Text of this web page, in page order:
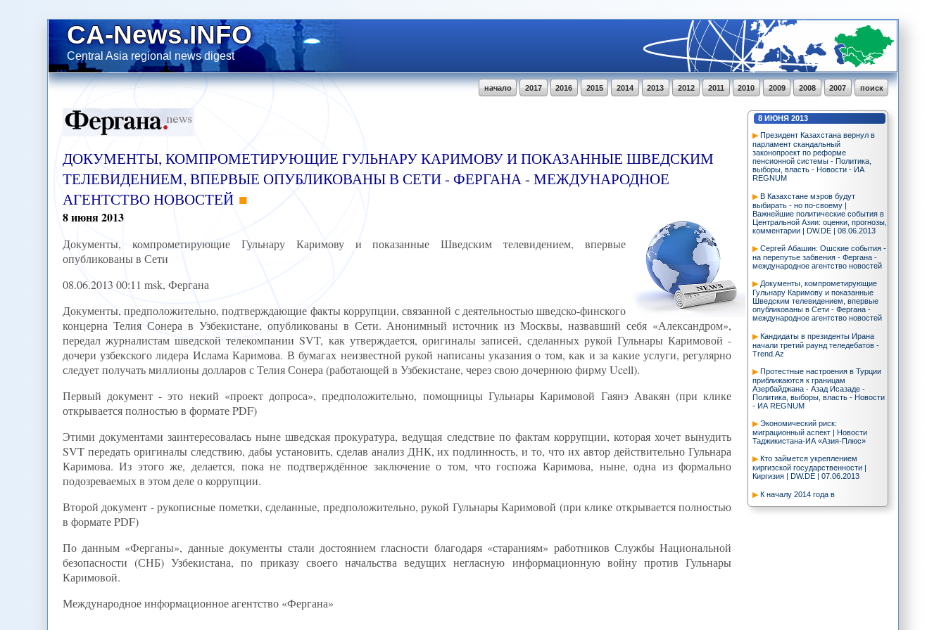
CA-News.INFO
Central Asia regional news digest
поиск
2007
2008
2009
2010
2011
2012
2013
2014
2015
2016
2017
начало
8 ИЮНЯ 2013
Президент Казахстана вернул в
парламент скандальный
законопроект по реформе
пенсионной системы - Политика,
выборы, власть - Новости - ИА
REGNUM
В Казахстане мэров будут
выбирать - но по-своему |
Важнейшие политические события в
Центральной Азии: оценки, прогнозы,
комментарии | DW.DE | 08.06.2013
Сергей Абашин: Ошские события -
на перепутье забвения - Фергана -
международное агентство новостей
Документы, компрометирующие
Гульнару Каримову и показанные
Шведским телевидением, впервые
опубликованы в Сети - Фергана -
международное агентство новостей
Кандидаты в президенты Ирана
начали третий раунд теледебатов -
Trend.Az
Протестные настроения в Турции
приближаются к границам
Азербайджана - Азад Исазаде -
Политика, выборы, власть - Новости
- ИА REGNUM
Экономический риск:
миграционный аспект | Новости
Таджикистана-ИА «Азия-Плюс»
Кто займется укреплением
киргизской государственности |
Киргизия | DW.DE | 07.06.2013
К началу 2014 года в
строй три хлопкопрядильных
ДОКУМЕНТЫ, КОМПРОМЕТИРУЮЩИЕ ГУЛЬНАРУ КАРИМОВУ И ПОКАЗАННЫЕ ШВЕДСКИМ
ТЕЛЕВИДЕНИЕМ, ВПЕРВЫЕ ОПУБЛИКОВАНЫ В СЕТИ - ФЕРГАНА - МЕЖДУНАРОДНОЕ
АГЕНТСТВО НОВОСТЕЙ
8июня2013
Документы, компрометирующие Гульнару Каримову и показанные Шведским телевидением, впервые
опубликованы в Сети
08.06.2013 00:11 msk, Фергана
Документы, предположительно, подтверждающие факты коррупции, связанной с деятельностью шведско-финского
концерна Телия Сонера в Узбекистане, опубликованы в Сети. Анонимный источник из Москвы, назвавший себя «Александром»,
передал журналистам шведской телекомпании SVT, как утверждается, оригиналы записей, сделанных рукой Гульнары Каримовой -
дочери узбекского лидера Ислама Каримова. В бумагах неизвестной рукой написаны указания о том, как и за какие услуги, регулярно
следует получать миллионы долларов с Телия Сонера (работающей в Узбекистане, через свою дочернюю фирму Ucell).
Первый документ - это некий «проект допроса», предположительно, помощницы Гульнары Каримовой Гаянэ Авакян (при клике
открывается полностью в формате PDF)
Этими документами заинтересовалась ныне шведская прокуратура, ведущая следствие по фактам коррупции, которая хочет вынудить
SVT передать оригиналы следствию, дабы установить, сделав анализ ДНК, их подлинность, и то, что их автор действительно Гульнара
Каримова. Из этого же, делается, пока не подтверждённое заключение о том, что госпожа Каримова, ныне, одна из формально
подозреваемых в этом деле о коррупции.
Второй документ - рукописные пометки, сделанные, предположительно, рукой Гульнары Каримовой (при клике открывается полностью
в формате PDF)
По данным «Ферганы», данные документы стали достоянием гласности благодаря «стараниям» работников Службы Национальной
безопасности (СНБ) Узбекистана, по приказу своего начальства ведущих негласную информационную войну против Гульнары
Каримовой.
Международное информационное агентство «Фергана»